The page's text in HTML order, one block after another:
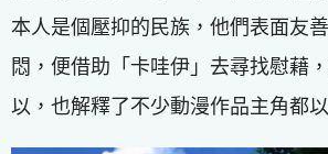
本人是個壓抑的民族，他們表面友
悶，便借助「卡哇伊」去尋找慰藉
以，也解釋了不少動漫作品主角都